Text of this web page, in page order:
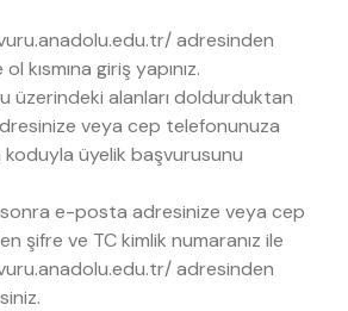
adresinden
kısmına giriş yapınız.
üzerindeki alanları doldurduktan
veya cep telefonunuza
üyelik başvurusunu
sonra e-posta adresinize veya cep
şifre ve TC kimlik numaranız ile
adresinden